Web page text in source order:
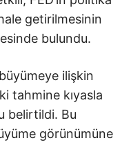
getirilmesinin
bulundu.
ilişkin
tahmine kıyasla
belirtildi. Bu
görünümüne